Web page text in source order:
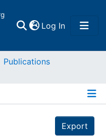
Log In(current)
Publications
Export